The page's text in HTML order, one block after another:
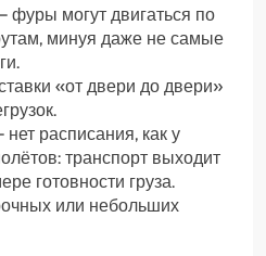
фуры могут двигаться по
минуя даже не самые
«от двери до двери»
расписания, как у
транспорт выходит
готовности груза.
или небольших